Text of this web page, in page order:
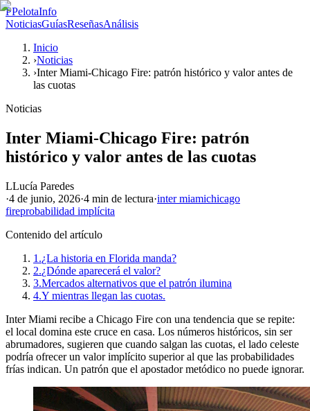
PPelotaInfo
NoticiasGuíasReseñasAnálisis
Inicio
›Noticias
›Inter Miami-Chicago Fire: patrón histórico y valor antes de
las cuotas
Noticias
Inter Miami-Chicago Fire: patrón
histórico y valor antes de las cuotas
LLucía Paredes
·4 de junio, 2026·4 min de lectura·inter miamichicago
fireprobabilidad implícita
Contenido del artículo
1.¿La historia en Florida manda?
2.¿Dónde aparecerá el valor?
3.Mercados alternativos que el patrón ilumina
4.Y mientras llegan las cuotas.
Inter Miami recibe a Chicago Fire con una tendencia que se repite:
el local domina este cruce en casa. Los números históricos, sin ser
abrumadores, sugieren que cuando salgan las cuotas, el lado celeste
podría ofrecer un valor implícito superior al que las probabilidades
frías indican. Un patrón que el apostador metódico no puede ignorar.